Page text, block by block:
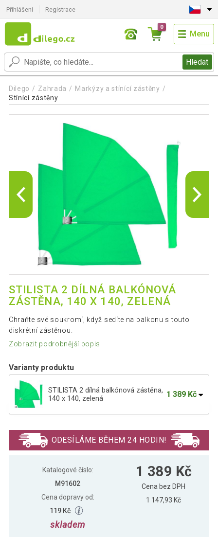
Přihlášení Registrace
Hledat
0
Menu
Dilego Zahrada
Markýzy a stínící zástěny
Stínící zástěny
STILISTA 2 DÍLNÁ BALKÓNOVÁ
ZÁSTĚNA, 140 X 140, ZELENÁ
Chraňte své soukromí, když sedíte na balkonu s touto
diskrétní zástěnou.
Zobrazit podrobnější popis
Varianty produktu
STILISTA 2 dílná balkónová zástěna,
140 x 140, zelená
1 389 Kč
140 x 140, červená
140 x 140, hnědá
1 389 Kč
ODESÍLÁME BĚHEM 24 HODIN!
Katalogové číslo:
M91602
Cena dopravy od:
119 Kč
skladem
1 389 Kč
Cena bez DPH
1 147,93 Kč